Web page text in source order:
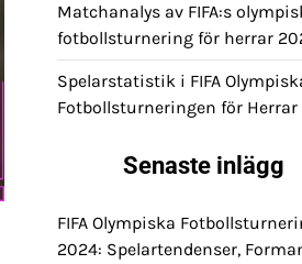
Matchanalys av FIFA:s
fotbollsturnering för herrar
Spelarstatistik i FIFA
Fotbollsturneringen för Herrar
Senaste inlägg
FIFA Olympiska
2024: Spelartendenser,